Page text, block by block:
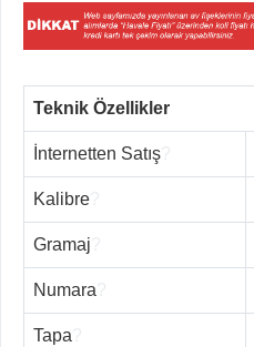
Teknik Özellikler
İnternetten Satış
Kalibre
Gramaj
Numara
Tapa